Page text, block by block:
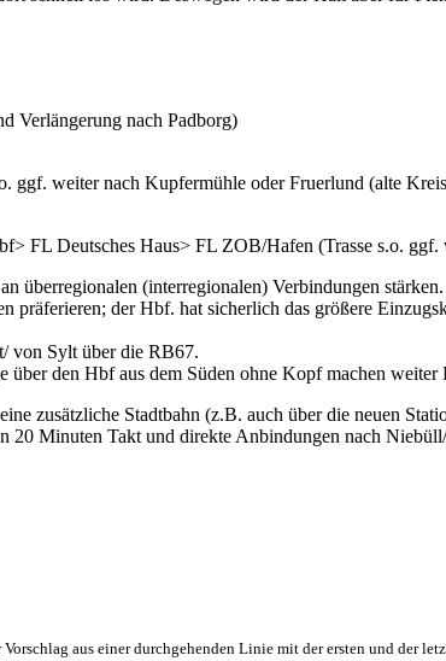
Verlängerung nach Padborg)
weiter nach Kupfermühle oder Fruerlund (alte
Deutsches Haus> FL ZOB/Hafen (Trasse s.o. ggf.
überregionalen (interregionalen) Verbindungen
der Hbf. hat sicherlich das größere
von Sylt über die RB67.
den Hbf aus dem Süden ohne Kopf machen weiter
zusätzliche Stadtbahn (z.B. auch über die neuen
20 Minuten Takt und direkte Anbindungen nach
aus einer durchgehenden Linie mit der ersten und der